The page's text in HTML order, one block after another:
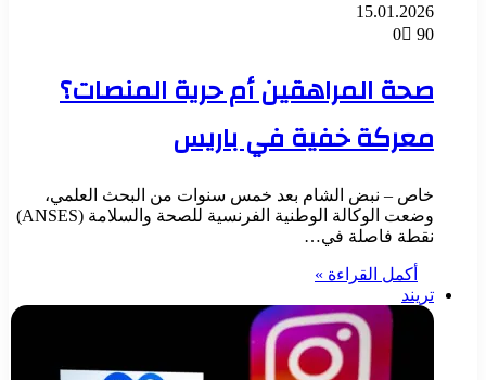
15.01.2026
0
90
صحة المراهقين أم حرية المنصات؟
معركة خفية في باريس
خاص – نبض الشام بعد خمس سنوات من البحث العلمي،
وضعت الوكالة الوطنية الفرنسية للصحة والسلامة (ANSES)
نقطة فاصلة في…
أكمل القراءة »
تريند